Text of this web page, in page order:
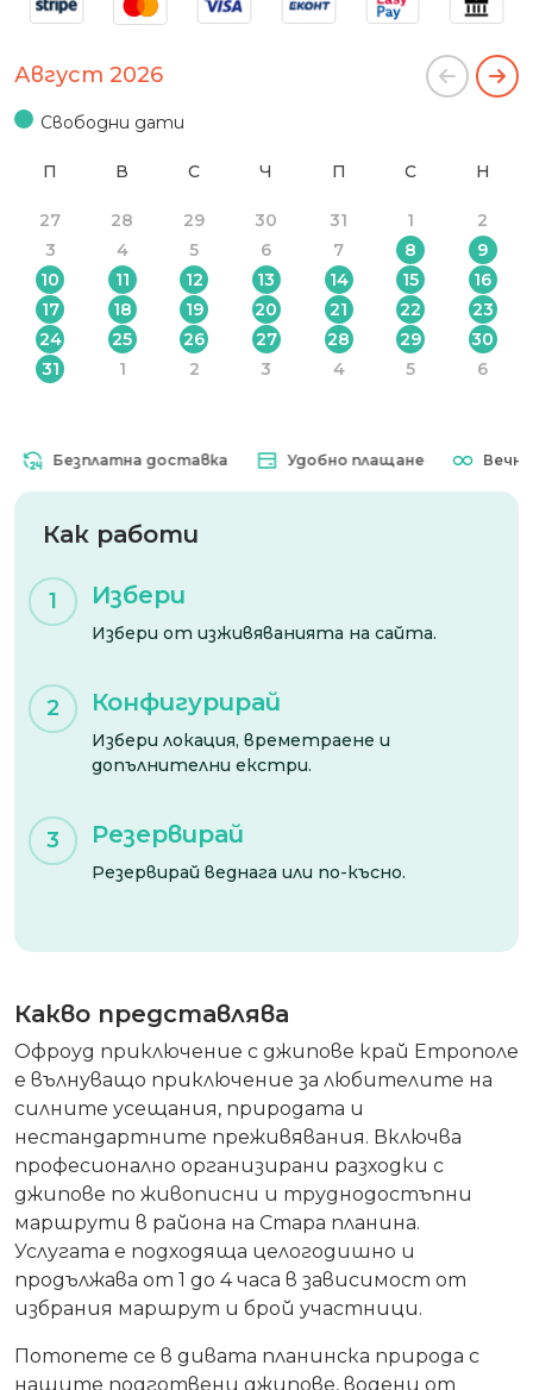
Август 2026
Свободни дати
П В С Ч П С Н
27 28 29 30 31 1
2
3
4 5 6 7 8
9
10
11 12 13 14 15
16
17
18 19 20 21 22
23
24
25 26 27 28 29
30
31
1 2 3 4 5 6
Безплатна доставка Удобно плащане Вечна
Как работи
1 Избери
Избери от изживяванията на сайта.
2 Конфигурирай
Избери локация, времетраене и
допълнителни екстри.
3 Резервирай
Резервирай веднага или по-късно.
Какво представлява
Офроуд приключение с джипове край Етрополе
е вълнуващо приключение за любителите на
силните усещания, природата и
нестандартните преживявания. Включва
професионално организирани разходки с
джипове по живописни и труднодостъпни
маршрути в района на Стара планина.
Услугата е подходяща целогодишно и
продължава от 1 до 4 часа в зависимост от
избрания маршрут и брой участници.
Потопете се в дивата планинска природа с
нашите подготвени джипове, водени от